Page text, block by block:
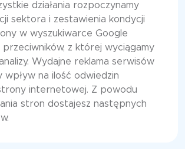
działania rozpoczynamy
sektora i zestawienia kondycji
w wyszukiwarce Google
przeciwników, z której wyciągamy
Wydajne reklama serwisów
wpływ na ilość odwiedzin
internetowej. Z powodu
stron dostajesz następnych